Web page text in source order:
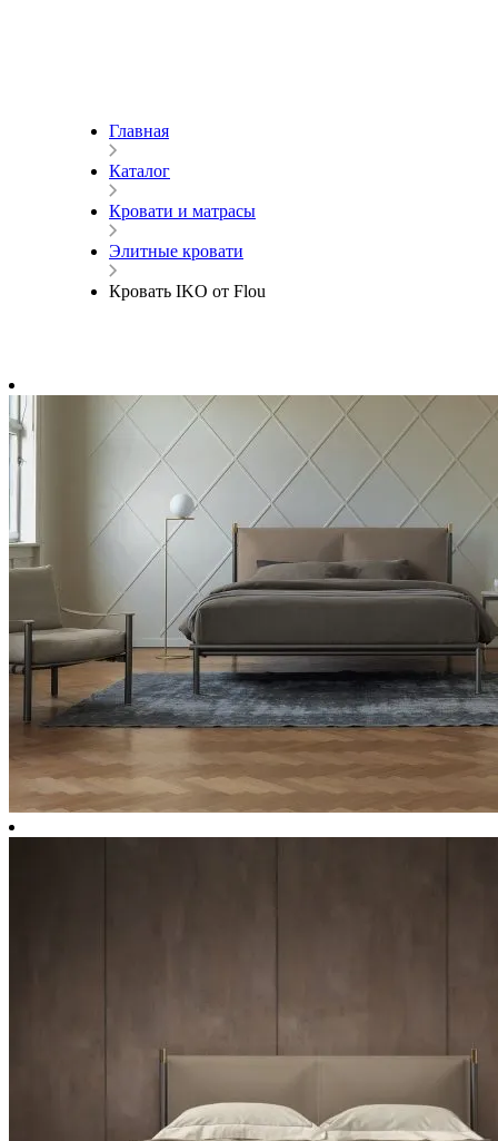
Главная
Каталог
Кровати и матрасы
Элитные кровати
Кровать IKO от Flou